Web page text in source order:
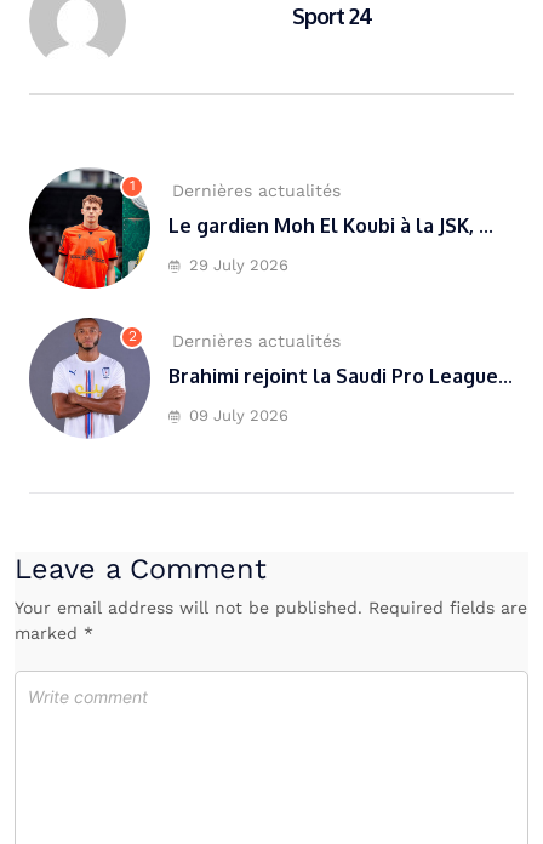
Sport 24
1 Dernières actualités
Le gardien Moh El Koubi à la JSK, ...
29 July 2026
2 Dernières actualités
Brahimi rejoint la Saudi Pro League...
09 July 2026
Leave a Comment
Your email address will not be published. Required fields are
marked *